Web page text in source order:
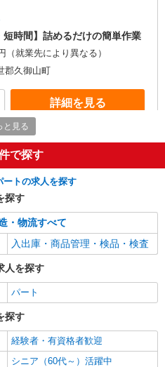
短時間】詰めるだけの簡単作業
（就業先により異なる）
郡久御山町
詳細を見る
（就業先により異なる）
久御山町
詳細を見る
仕事に｜座ってできるモクモク軽
郡久御山町
と見る
で探す
ートの求人を探す
探す
・物流すべて
入出庫・商品管理・検品・検査
人を探す
パート
探す
経験者・有資格者歓迎
シニア（60代～）活躍中